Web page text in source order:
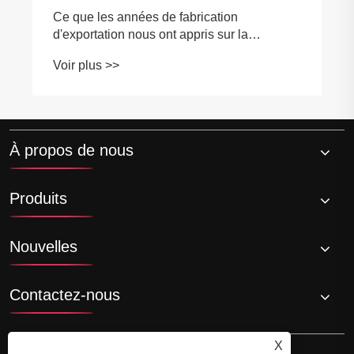
À propos de nous
Produits
Nouvelles
Contactez-nous
X